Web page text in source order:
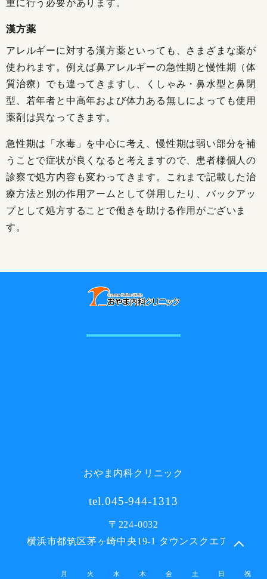
重に行う必要があります。
漢方薬
アレルギーに対する漢方薬といっても、さまざまな薬が
使われます。例えば鼻アレルギーの急性期と慢性期（体
質治療）でも違ってきますし、くしゃみ・鼻水型と鼻閉
型、若年者と中高年および体力ある無しによっても使用
薬剤は異なってきます。
急性期は「水毒」を中心に考え、慢性期は弱い部分を補
うことで症状が良くなると考えますので、患者様個人の
診察で処方内容も変わってきます。これまで記載した治
療方法と別の作用アームとして併用したり、バックアッ
プとして処方することで働きを助ける作用がございま
す。
おやま内科クリニック
tel.045-944-1313
〒224-0032
横浜市都筑区茅ヶ崎中央19‐1 タウンスクエア2F
月 火 水 木 金 土 日 祝